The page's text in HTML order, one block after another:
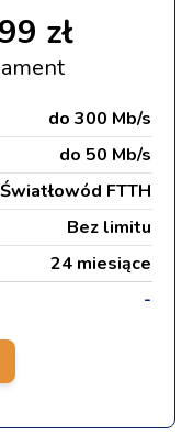
zł
do 300 Mb/s
do 50 Mb/s
Światłowód FTTH
Bez limitu
24 miesiące
-